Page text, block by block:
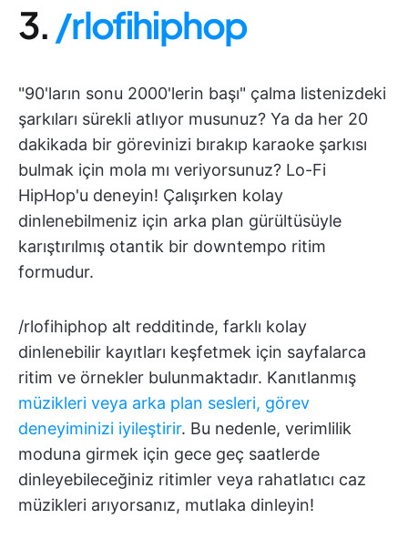
3. /rlofihiphop
"90'ların sonu 2000'lerin başı" çalma listenizdeki
şarkıları sürekli atlıyor musunuz? Ya da her 20
dakikada bir görevinizi bırakıp karaoke şarkısı
bulmak için mola mı veriyorsunuz? Lo-Fi
HipHop'u deneyin! Çalışırken kolay
dinlenebilmeniz için arka plan gürültüsüyle
karıştırılmış otantik bir downtempo ritim
formudur.
/rlofihiphop alt redditinde, farklı kolay
dinlenebilir kayıtları keşfetmek için sayfalarca
ritim ve örnekler bulunmaktadır. Kanıtlanmış
müzikleri veya arka plan sesleri, görev
deneyiminizi iyileştirir. Bu nedenle, verimlilik
moduna girmek için gece geç saatlerde
dinleyebileceğiniz ritimler veya rahatlatıcı caz
müzikleri arıyorsanız, mutlaka dinleyin!